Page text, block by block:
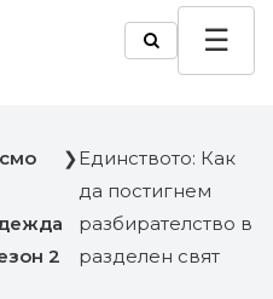
2
❯Единството: Как
да постигнем
разбирателство в
разделен свят